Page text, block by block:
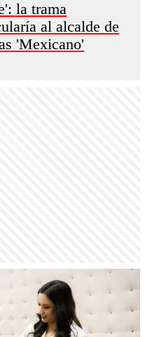
la trama
al alcalde de
'Mexicano'